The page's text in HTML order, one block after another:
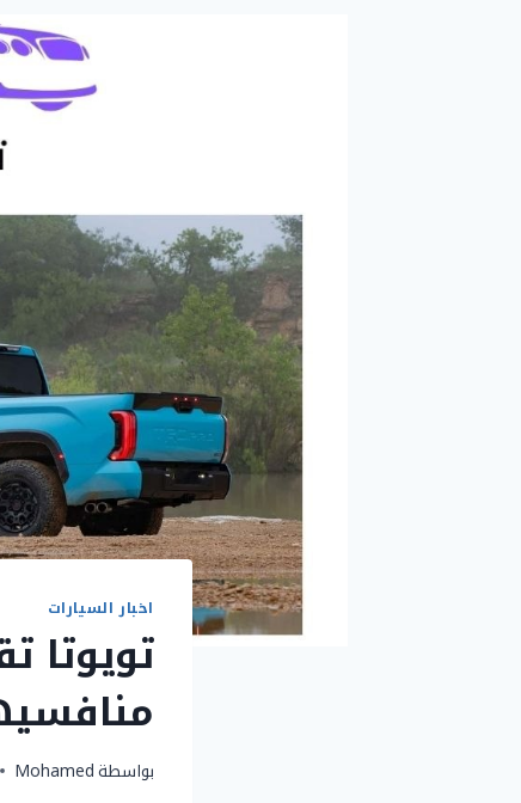
اخبار السيارات
تويوتا
بواسطةMohamed